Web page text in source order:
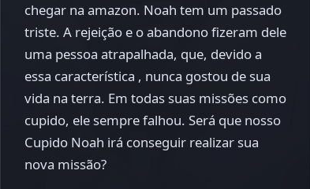
chegar na amazon. Noah tem um passado
triste. A rejeição e o abandono fizeram dele
uma pessoa atrapalhada, que, devido a
essa característica , nunca gostou de sua
vida na terra. Em todas suas missões como
cupido, ele sempre falhou. Será que nosso
Cupido Noah irá conseguir realizar sua
nova missão?